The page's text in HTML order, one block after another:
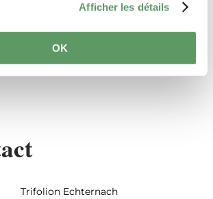
Afficher les détails
OK
Trifolion Echternach